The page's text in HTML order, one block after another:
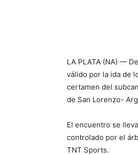
LA PLATA (NA) —
válido por la ida de
certamen del
de San Lorenzo-
El encuentro se
controlado por el
TNT Sports.